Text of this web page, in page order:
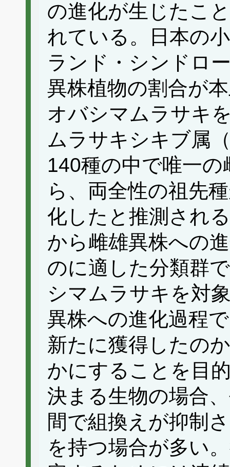
の進化が生じたこ
れている。日本の
ランド・シンドロ
異株植物の割合が
オバシマムラサキ
ムラサキシキブ属
140種の中で唯一
ら、両全性の祖先
化したと推測され
から雌雄異株への
のに適した分類群
シマムラサキを対
異株への進化過程
新たに獲得したの
かにすることを目
決まる生物の場合
間で組換えが抑制
を持つ場合が多い